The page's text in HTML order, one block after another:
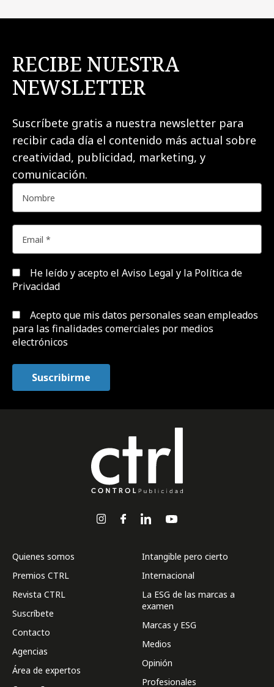
RECIBE NUESTRA
NEWSLETTER
Suscríbete gratis a nuestra newsletter para
recibir cada día el contenido más actual sobre
creatividad, publicidad, marketing, y
comunicación.
He leído y acepto el Aviso Legal y la Política de
Privacidad
Acepto que mis datos personales sean empleados
para las finalidades comerciales por medios
electrónicos
Quienes somos
Premios CTRL
Revista CTRL
Suscríbete
Contacto
Agencias
Área de expertos
Intangible pero cierto
Internacional
La ESG de las marcas a
examen
Marcas y ESG
Medios
Opinión
Profesionales